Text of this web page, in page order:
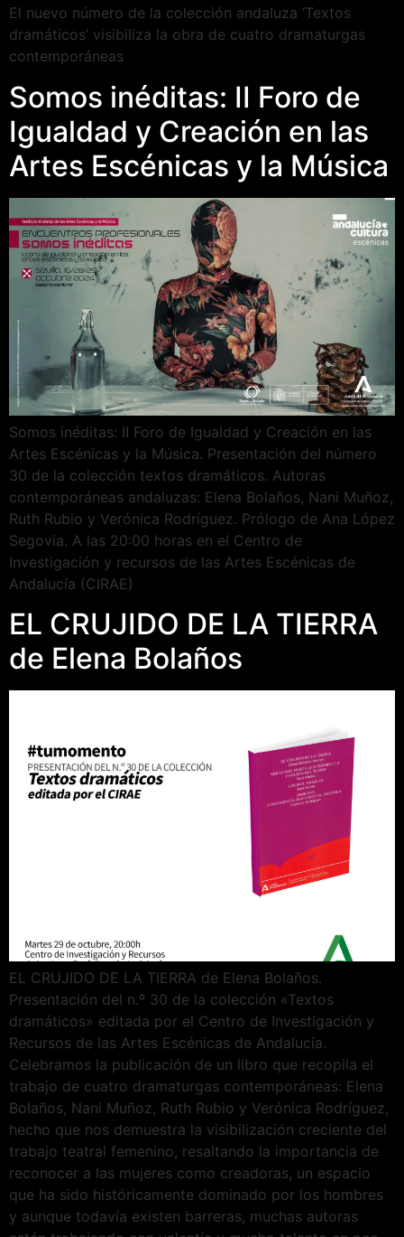
El nuevo número de la colección andaluza ‘Textos
dramáticos’ visibiliza la obra de cuatro dramaturgas
contemporáneas
Somos inéditas: II Foro de
Igualdad y Creación en las
Artes Escénicas y la Música
Somos inéditas: II Foro de Igualdad y Creación en las
Artes Escénicas y la Música. Presentación del número
30 de la colección textos dramáticos. Autoras
contemporáneas andaluzas: Elena Bolaños, Nani Muñoz,
Ruth Rubio y Verónica Rodríguez. Prólogo de Ana López
Segovia. A las 20:00 horas en el Centro de
Investigación y recursos de las Artes Escénicas de
Andalucía (CIRAE)
EL CRUJIDO DE LA TIERRA
de Elena Bolaños
EL CRUJIDO DE LA TIERRA de Elena Bolaños.
Presentación del n.º 30 de la colección «Textos
dramáticos» editada por el Centro de Investigación y
Recursos de las Artes Escénicas de Andalucía.
Celebramos la publicación de un libro que recopila el
trabajo de cuatro dramaturgas contemporáneas: Elena
Bolaños, Nani Muñoz, Ruth Rubio y Verónica Rodríguez,
hecho que nos demuestra la visibilización creciente del
trabajo teatral femenino, resaltando la importancia de
reconocer a las mujeres como creadoras, un espacio
que ha sido históricamente dominado por los hombres
y aunque todavía existen barreras, muchas autoras